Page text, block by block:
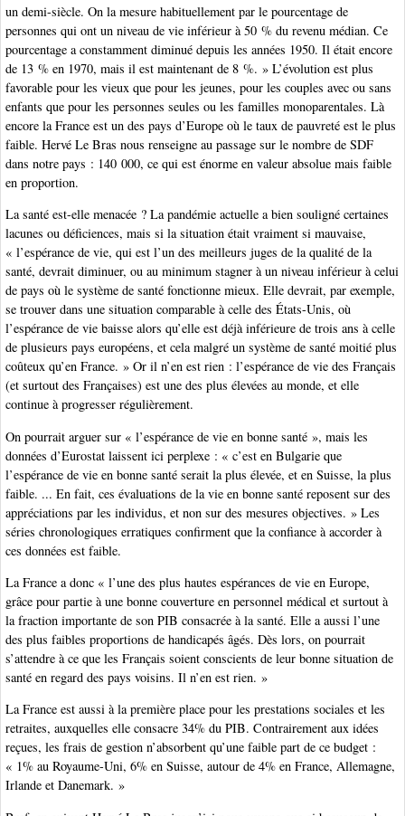
un demi-siècle. On la mesure habituellement par le pourcentage de
personnes qui ont un niveau de vie inférieur à 50 % du revenu médian. Ce
pourcentage a constamment diminué depuis les années 1950. Il était encore
de 13 % en 1970, mais il est maintenant de 8 %. » L’évolution est plus
favorable pour les vieux que pour les jeunes, pour les couples avec ou sans
enfants que pour les personnes seules ou les familles monoparentales. Là
encore la France est un des pays d’Europe où le taux de pauvreté est le plus
faible. Hervé Le Bras nous renseigne au passage sur le nombre de SDF
dans notre pays : 140 000, ce qui est énorme en valeur absolue mais faible
en proportion.
La santé est-elle menacée ? La pandémie actuelle a bien souligné certaines
lacunes ou déficiences, mais si la situation était vraiment si mauvaise,
« l’espérance de vie, qui est l’un des meilleurs juges de la qualité de la
santé, devrait diminuer, ou au minimum stagner à un niveau inférieur à celui
de pays où le système de santé fonctionne mieux. Elle devrait, par exemple,
se trouver dans une situation comparable à celle des États-Unis, où
l’espérance de vie baisse alors qu’elle est déjà inférieure de trois ans à celle
de plusieurs pays européens, et cela malgré un système de santé moitié plus
coûteux qu’en France. » Or il n’en est rien : l’espérance de vie des Français
(et surtout des Françaises) est une des plus élevées au monde, et elle
continue à progresser régulièrement.
On pourrait arguer sur « l’espérance de vie en bonne santé », mais les
données d’Eurostat laissent ici perplexe : « c’est en Bulgarie que
l’espérance de vie en bonne santé serait la plus élevée, et en Suisse, la plus
faible. ... En fait, ces évaluations de la vie en bonne santé reposent sur des
appréciations par les individus, et non sur des mesures objectives. » Les
séries chronologiques erratiques confirment que la confiance à accorder à
ces données est faible.
La France a donc « l’une des plus hautes espérances de vie en Europe,
grâce pour partie à une bonne couverture en personnel médical et surtout à
la fraction importante de son PIB consacrée à la santé. Elle a aussi l’une
des plus faibles proportions de handicapés âgés. Dès lors, on pourrait
s’attendre à ce que les Français soient conscients de leur bonne situation de
santé en regard des pays voisins. Il n’en est rien. »
La France est aussi à la première place pour les prestations sociales et les
retraites, auxquelles elle consacre 34% du PIB. Contrairement aux idées
reçues, les frais de gestion n’absorbent qu’une faible part de ce budget :
« 1% au Royaume-Uni, 6% en Suisse, autour de 4% en France, Allemagne,
Irlande et Danemark. »